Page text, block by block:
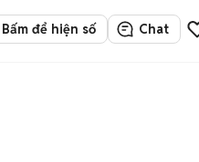
để hiện số Chat